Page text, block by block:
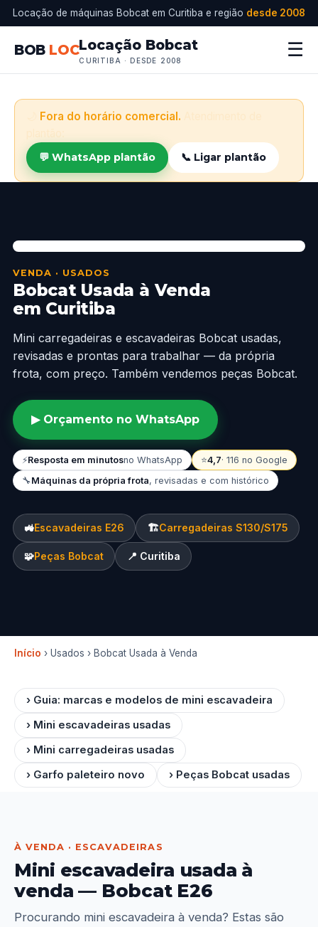
Locação de máquinas Bobcat em Curitiba e região desde 2008
BOB LOCLocação Bobcat
CURITIBA · DESDE 2008 ☰
Fora do horário comercial.
💬 WhatsApp plantão 📞 Ligar plantão
VENDA · USADOS
Bobcat Usada à Venda
em Curitiba
Mini carregadeiras e escavadeiras Bobcat usadas,
revisadas e prontas para trabalhar — da própria
frota, com preço. Também vendemos peças Bobcat.
▶ Orçamento no WhatsApp
⚡Resposta em minutosno WhatsApp ⭐4,7· 116 no Google
🔧Máquinas da própria frota, revisadas e com histórico
🚜Escavadeiras E26 🏗️Carregadeiras S130/S175
🧩Peças Bobcat 📍 Curitiba
Início › Usados › Bobcat Usada à Venda
› Guia: marcas e modelos de mini escavadeira
› Mini escavadeiras usadas
› Mini carregadeiras usadas
› Garfo paleteiro novo
› Peças Bobcat usadas
À VENDA · ESCAVADEIRAS
Mini escavadeira usada à
venda — Bobcat E26
Procurando mini escavadeira à venda? Estas são